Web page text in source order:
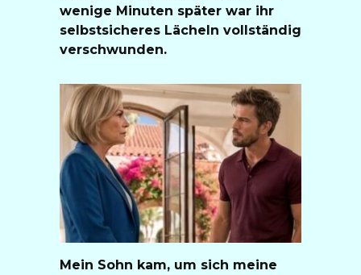
wenige Minuten später war ihr
selbstsicheres Lächeln vollständig
verschwunden.
Mein Sohn kam, um sich meine